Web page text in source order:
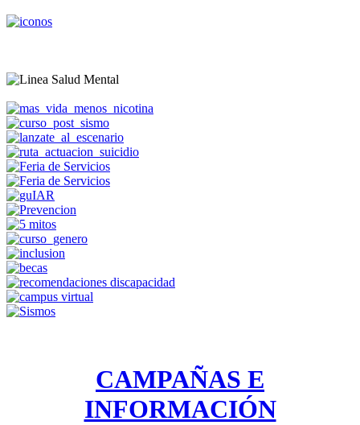
CAMPAÑAS E
INFORMACIÓN